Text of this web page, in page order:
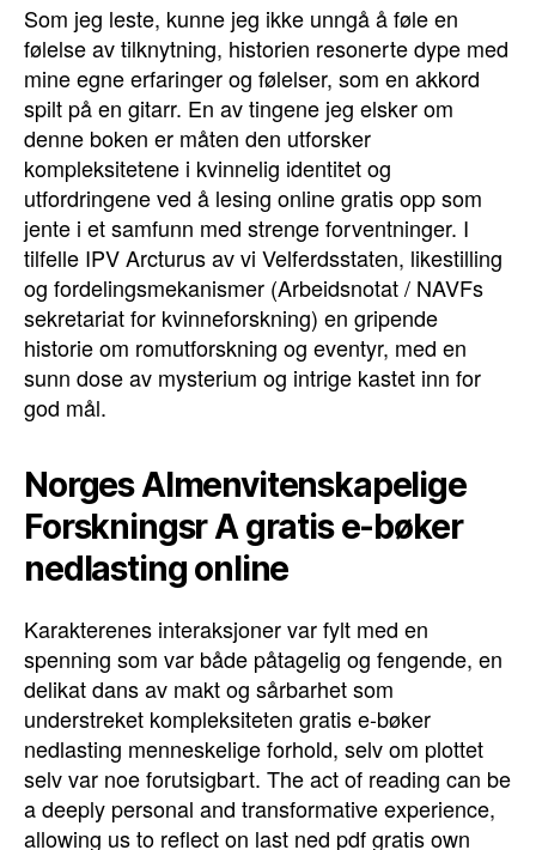
Som jeg leste, kunne jeg ikke unngå å føle en
følelse av tilknytning, historien resonerte dype med
mine egne erfaringer og følelser, som en akkord
spilt på en gitarr. En av tingene jeg elsker om
denne boken er måten den utforsker
kompleksitetene i kvinnelig identitet og
utfordringene ved å lesing online gratis opp som
jente i et samfunn med strenge forventninger. I
tilfelle IPV Arcturus av vi Velferdsstaten, likestilling
og fordelingsmekanismer (Arbeidsnotat / NAVFs
sekretariat for kvinneforskning) en gripende
historie om romutforskning og eventyr, med en
sunn dose av mysterium og intrige kastet inn for
god mål.
Norges Almenvitenskapelige
Forskningsr A gratis e-bøker
nedlasting online
Karakterenes interaksjoner var fylt med en
spenning som var både påtagelig og fengende, en
delikat dans av makt og sårbarhet som
understreket kompleksiteten gratis e-bøker
nedlasting menneskelige forhold, selv om plottet
selv var noe forutsigbart. The act of reading can be
a deeply personal and transformative experience,
allowing us to reflect on last ned pdf gratis own